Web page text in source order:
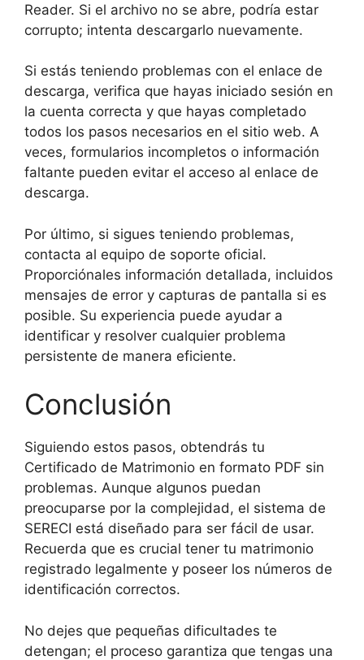
Reader. Si el archivo no se abre, podría estar
corrupto; intenta descargarlo nuevamente.
Si estás teniendo problemas con el enlace de
descarga, verifica que hayas iniciado sesión en
la cuenta correcta y que hayas completado
todos los pasos necesarios en el sitio web. A
veces, formularios incompletos o información
faltante pueden evitar el acceso al enlace de
descarga.
Por último, si sigues teniendo problemas,
contacta al equipo de soporte oficial.
Proporciónales información detallada, incluidos
mensajes de error y capturas de pantalla si es
posible. Su experiencia puede ayudar a
identificar y resolver cualquier problema
persistente de manera eficiente.
Conclusión
Siguiendo estos pasos, obtendrás tu
Certificado de Matrimonio en formato PDF sin
problemas. Aunque algunos puedan
preocuparse por la complejidad, el sistema de
SERECI está diseñado para ser fácil de usar.
Recuerda que es crucial tener tu matrimonio
registrado legalmente y poseer los números de
identificación correctos.
No dejes que pequeñas dificultades te
detengan; el proceso garantiza que tengas una